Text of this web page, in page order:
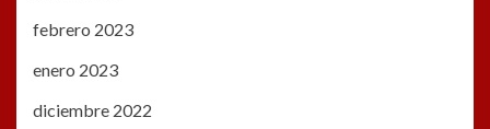
febrero 2023
enero 2023
diciembre 2022